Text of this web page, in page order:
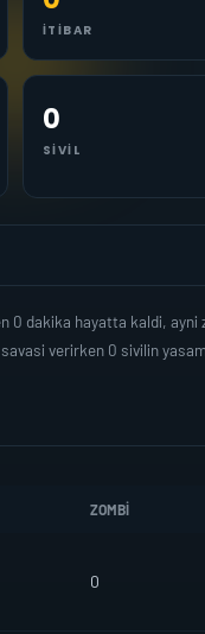
İTIBAR
0
SIVIL
dakika hayatta kaldi,
verirken 0 sivilin
ZOMBI
0